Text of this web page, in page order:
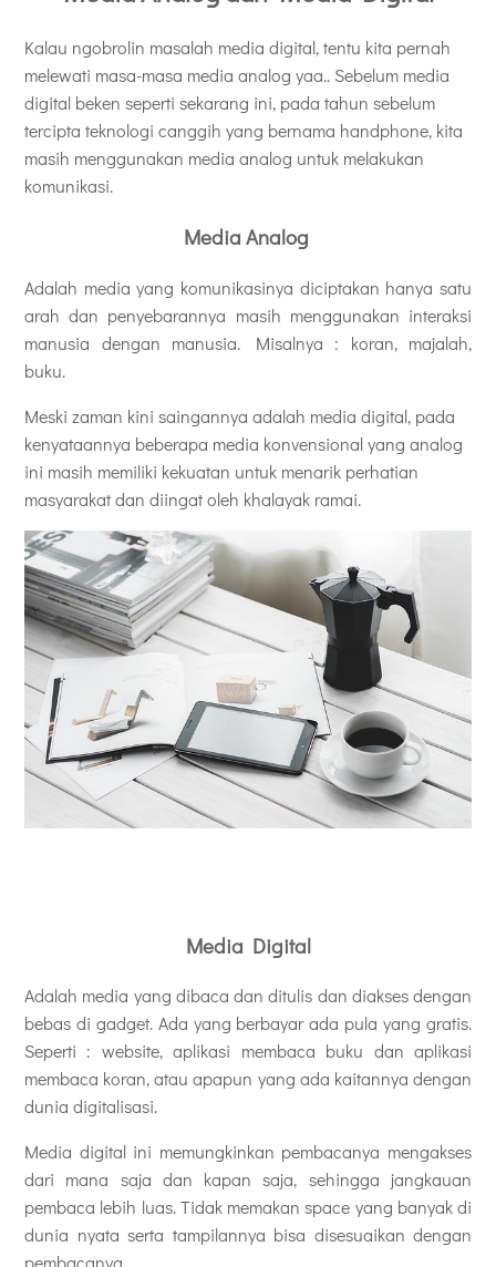
Kalau ngobrolin masalah media digital, tentu kita pernah
melewati masa-masa media analog yaa.. Sebelum media
digital beken seperti sekarang ini, pada tahun sebelum
tercipta teknologi canggih yang bernama handphone, kita
masih menggunakan media analog untuk melakukan
komunikasi.
Media Analog
Adalah media yang komunikasinya diciptakan hanya satu
arah dan penyebarannya masih menggunakan interaksi
manusia dengan manusia. Misalnya : koran, majalah,
buku.
Meski zaman kini saingannya adalah media digital, pada
kenyataannya beberapa media konvensional yang analog
ini masih memiliki kekuatan untuk menarik perhatian
masyarakat dan diingat oleh khalayak ramai.
Media Digital
Adalah media yang dibaca dan ditulis dan diakses dengan
bebas di gadget. Ada yang berbayar ada pula yang gratis.
Seperti : website, aplikasi membaca buku dan aplikasi
membaca koran, atau apapun yang ada kaitannya dengan
dunia digitalisasi.
Media digital ini memungkinkan pembacanya mengakses
dari mana saja dan kapan saja, sehingga jangkauan
pembaca lebih luas. Tidak memakan space yang banyak di
dunia nyata serta tampilannya bisa disesuaikan dengan
pembacanya.